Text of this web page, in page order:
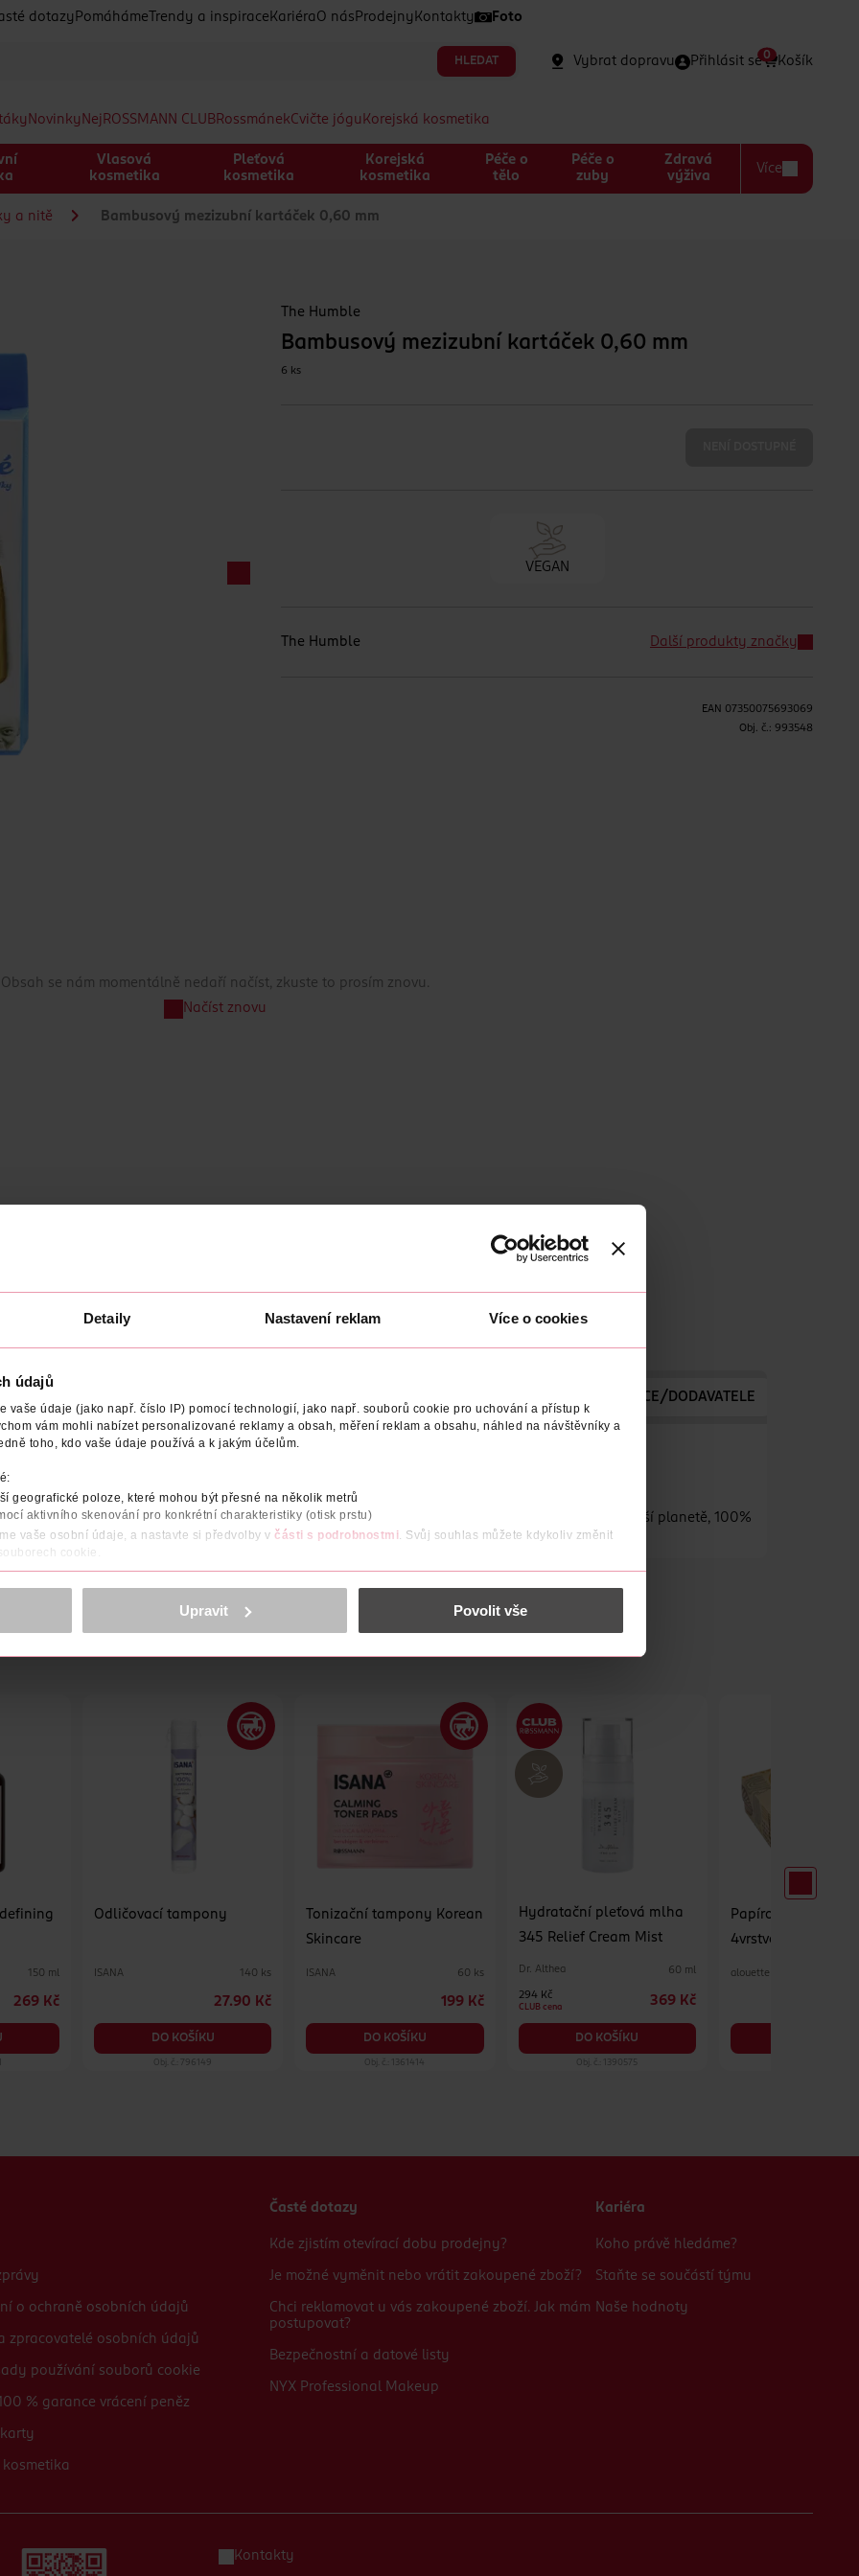
Detaily Nastavení reklam Více o cookies
údajů
vaše údaje (jako např. číslo IP) pomocí technologií, jako např. souborů cookie pro uchování a přístup k
vám mohli nabízet personalizované reklamy a obsah, měření reklam a obsahu, náhled na návštěvníky a
toho, kdo vaše údaje používá a k jakým účelům.
geografické poloze, které mohou být přesné na několik metrů
aktivního skenování pro konkrétní charakteristiky (otisk prstu)
vaše osobní údaje, a nastavte si předvolby v části s podrobnostmi. Svůj souhlas můžete kdykoliv změnit
cookie.
a reklam, funkcí sociálních médií, analýze návštěvnosti, které mohou nést osobní údaje.
osobních údajů.
<
Upravit Povolit vše
dotazy Pomáháme Trendy a inspirace Kariéra O nás Prodejny Kontakty Foto
HLEDAT Vybrat dopravu Přihlásit se Košík
0
Novinky Nej ROSSMANN CLUBRossmánekCvičte jógu Korejská kosmetika
Vlasová
kosmetika
Pleťová
kosmetika
Korejská
kosmetika
Péče o
tělo
Péče o
zuby
Zdravá
výživa
Více
a nitě Bambusový mezizubní kartáček 0,60 mm
The Humble
Bambusový mezizubní kartáček 0,60 mm
6 ks
VEGAN
The Humble Další produkty značky
EAN 07350075693069
Obj. č.: 993548
Obsah se nám momentálně nedaří načíst, zkuste to prosím znovu.
Načíst znovu
ADRESA VÝROBCE/DODAVATELE
s kvalitními nylonovými vlákny.
na obsah bez bisfenolu A (BPA).
s kvalitními nylonovými vlákny, navržený ve Švédsku, vyvinutý zubními lékaři, šetrný k naší planetě, 100%
150 ml
269 Kč
Odličovací tampony
ISANA 140 ks
27.90 Kč
DO KOŠÍKU
Obj. č.: 796149
Tonizační tampony Korean
Skincare
ISANA 60 ks
199 Kč
DO KOŠÍKU
Obj. č.: 1361414
Hydratační pleťová mlha
345 Relief Cream Mist
Dr. Althea 60 ml
294 Kč
CLUB cena 369 Kč
DO KOŠÍKU
Obj. č.: 1390575
Papírové kapesníky
4vrstvé
alouette
o ochraně osobních údajů
zpracovatelé osobních údajů
používání souborů cookie
% garance vrácení peněz
kosmetika
Časté dotazy
Kde zjistím otevírací dobu prodejny?
Je možné vyměnit nebo vrátit zakoupené zboží?
Chci reklamovat u vás zakoupené zboží. Jak mám
postupovat?
Bezpečnostní a datové listy
NYX Professional Makeup
Kariéra
Koho právě hledáme?
Staňte se součástí týmu
Naše hodnoty
Kontakty